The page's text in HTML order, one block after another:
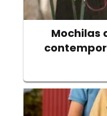
Mochilas